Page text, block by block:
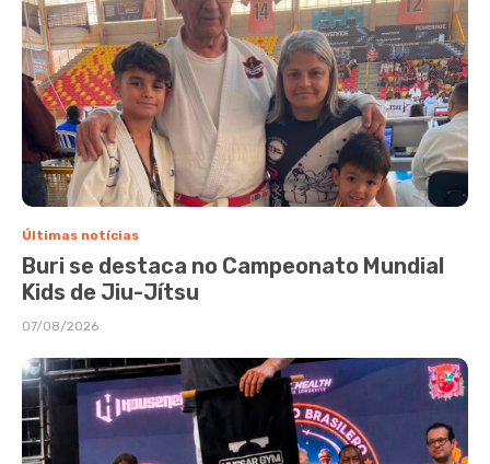
Últimas notícias
Buri se destaca no Campeonato Mundial
Kids de Jiu-Jítsu
07/08/2026